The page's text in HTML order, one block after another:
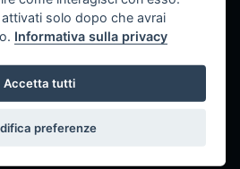
di Sestri Levante
forza. Quarta puntata.
Levi
solo dopo che avrai
Informativa sulla privacy
Accetta tutti
preferenze